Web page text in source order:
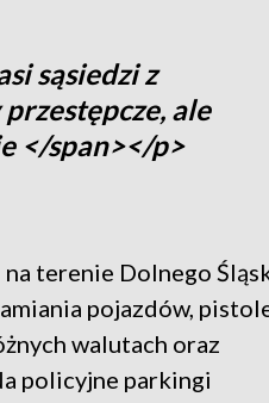
sąsiedzi z
ale
</span></p>
terenie Dolnego
pojazdów,
walutach oraz
policyjne parkingi